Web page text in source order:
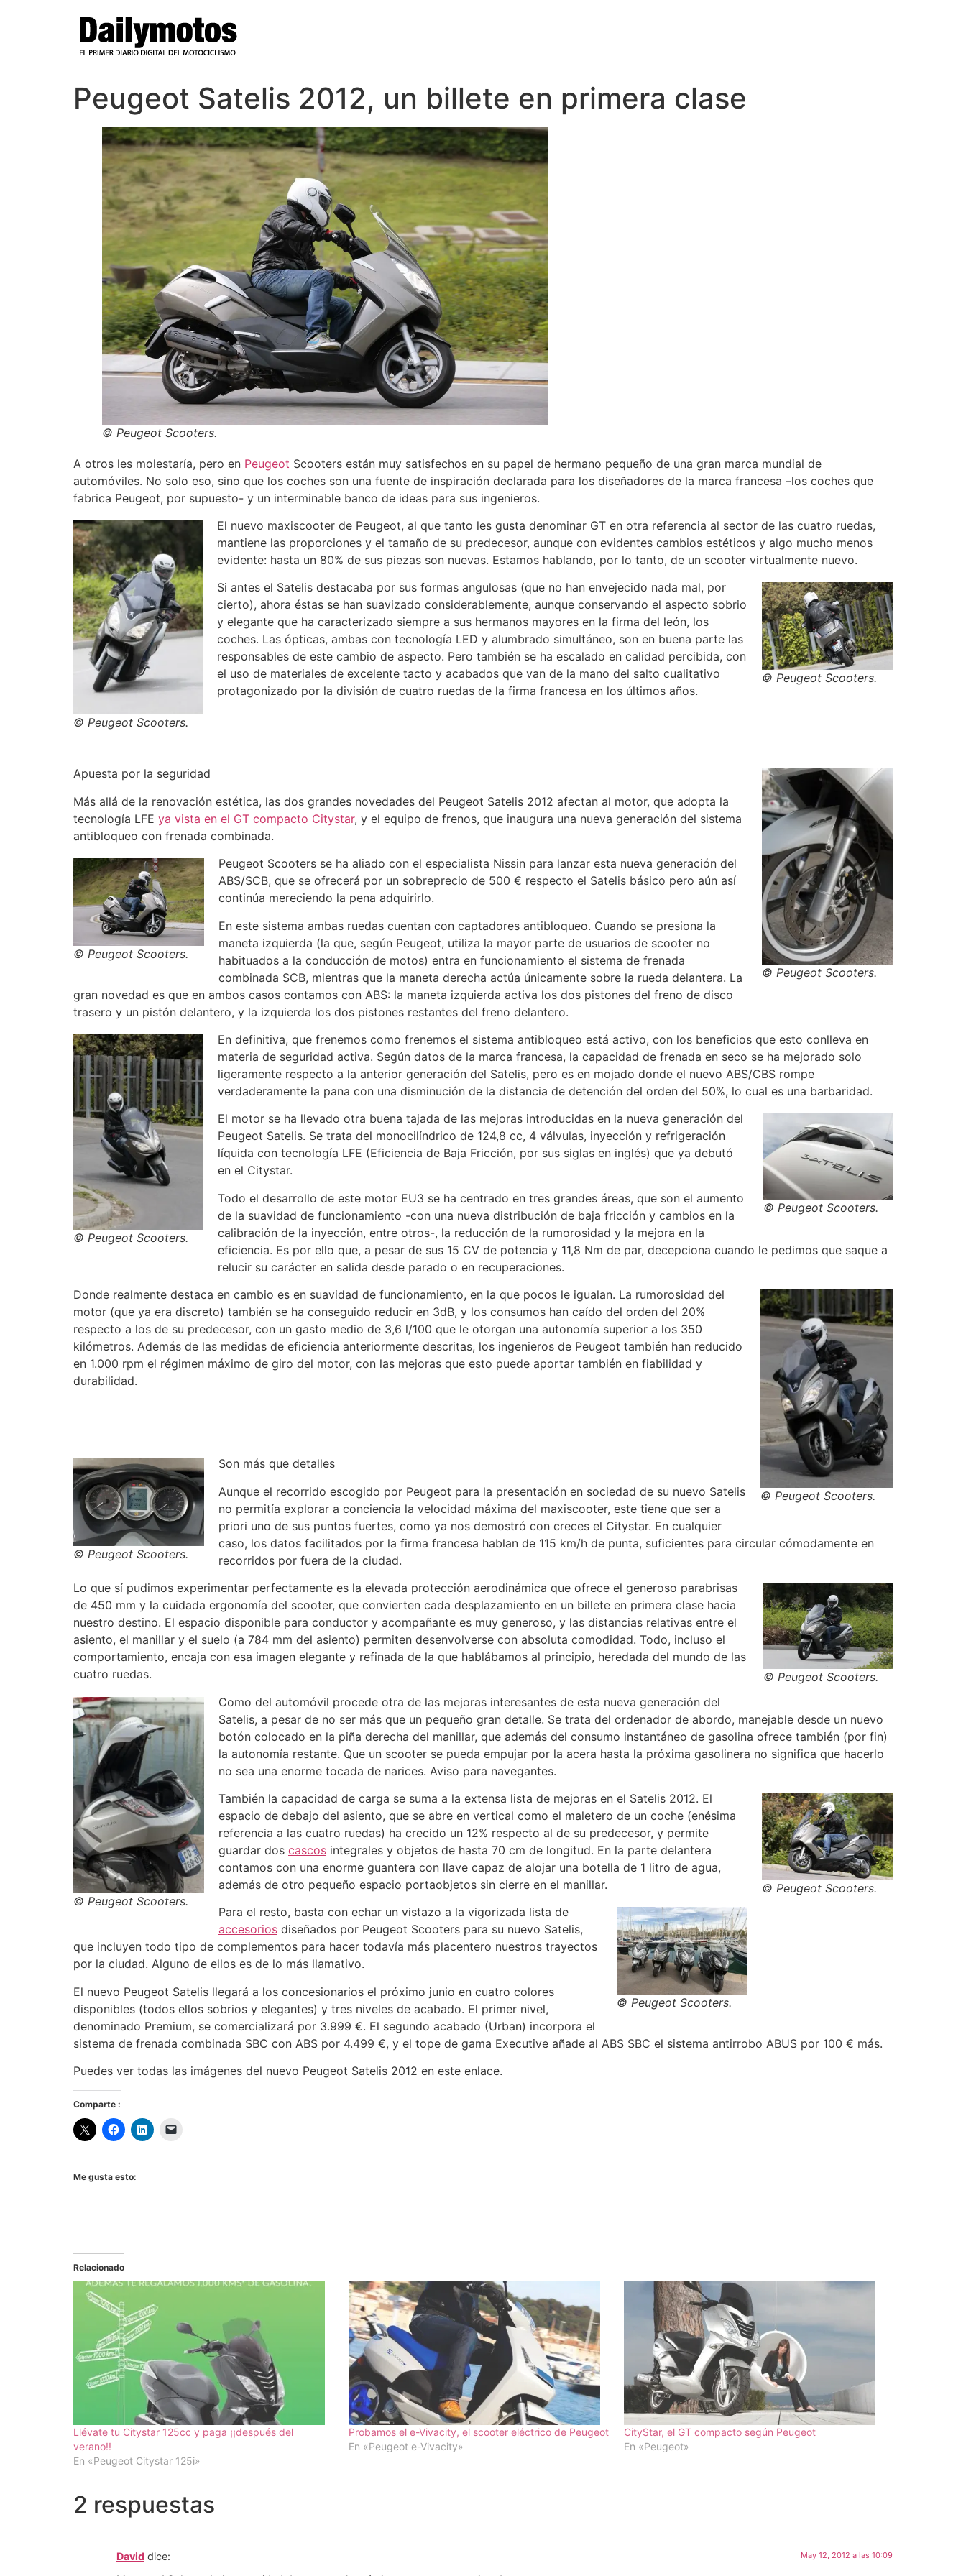
Peugeot Satelis 2012, un billete en primera clase
© Peugeot Scooters.
A otros les molestaría, pero en Peugeot Scooters están muy satisfechos en su papel de hermano pequeño de una gran marca mundial de
automóviles. No solo eso, sino que los coches son una fuente de inspiración declarada para los diseñadores de la marca francesa –los coches que
fabrica Peugeot, por supuesto- y un interminable banco de ideas para sus ingenieros.
© Peugeot Scooters.
El nuevo maxiscooter de Peugeot, al que tanto les gusta denominar GT en otra referencia al sector de las cuatro ruedas,
mantiene las proporciones y el tamaño de su predecesor, aunque con evidentes cambios estéticos y algo mucho menos
evidente: hasta un 80% de sus piezas son nuevas. Estamos hablando, por lo tanto, de un scooter virtualmente nuevo.
© Peugeot Scooters.
Si antes el Satelis destacaba por sus formas angulosas (que no han envejecido nada mal, por
cierto), ahora éstas se han suavizado considerablemente, aunque conservando el aspecto sobrio
y elegante que ha caracterizado siempre a sus hermanos mayores en la firma del león, los
coches. Las ópticas, ambas con tecnología LED y alumbrado simultáneo, son en buena parte las
responsables de este cambio de aspecto. Pero también se ha escalado en calidad percibida, con
el uso de materiales de excelente tacto y acabados que van de la mano del salto cualitativo
protagonizado por la división de cuatro ruedas de la firma francesa en los últimos años.
© Peugeot Scooters.
Apuesta por la seguridad
Más allá de la renovación estética, las dos grandes novedades del Peugeot Satelis 2012 afectan al motor, que adopta la
tecnología LFE ya vista en el GT compacto Citystar, y el equipo de frenos, que inaugura una nueva generación del sistema
antibloqueo con frenada combinada.
© Peugeot Scooters.
Peugeot Scooters se ha aliado con el especialista Nissin para lanzar esta nueva generación del
ABS/SCB, que se ofrecerá por un sobreprecio de 500 € respecto el Satelis básico pero aún así
continúa mereciendo la pena adquirirlo.
En este sistema ambas ruedas cuentan con captadores antibloqueo. Cuando se presiona la
maneta izquierda (la que, según Peugeot, utiliza la mayor parte de usuarios de scooter no
habituados a la conducción de motos) entra en funcionamiento el sistema de frenada
combinada SCB, mientras que la maneta derecha actúa únicamente sobre la rueda delantera. La
gran novedad es que en ambos casos contamos con ABS: la maneta izquierda activa los dos pistones del freno de disco
trasero y un pistón delantero, y la izquierda los dos pistones restantes del freno delantero.
© Peugeot Scooters.
En definitiva, que frenemos como frenemos el sistema antibloqueo está activo, con los beneficios que esto conlleva en
materia de seguridad activa. Según datos de la marca francesa, la capacidad de frenada en seco se ha mejorado solo
ligeramente respecto a la anterior generación del Satelis, pero es en mojado donde el nuevo ABS/CBS rompe
verdaderamente la pana con una disminución de la distancia de detención del orden del 50%, lo cual es una barbaridad.
© Peugeot Scooters.
El motor se ha llevado otra buena tajada de las mejoras introducidas en la nueva generación del
Peugeot Satelis. Se trata del monocilíndrico de 124,8 cc, 4 válvulas, inyección y refrigeración
líquida con tecnología LFE (Eficiencia de Baja Fricción, por sus siglas en inglés) que ya debutó
en el Citystar.
Todo el desarrollo de este motor EU3 se ha centrado en tres grandes áreas, que son el aumento
de la suavidad de funcionamiento -con una nueva distribución de baja fricción y cambios en la
calibración de la inyección, entre otros-, la reducción de la rumorosidad y la mejora en la
eficiencia. Es por ello que, a pesar de sus 15 CV de potencia y 11,8 Nm de par, decepciona cuando le pedimos que saque a
relucir su carácter en salida desde parado o en recuperaciones.
© Peugeot Scooters.
Donde realmente destaca en cambio es en suavidad de funcionamiento, en la que pocos le igualan. La rumorosidad del
motor (que ya era discreto) también se ha conseguido reducir en 3dB, y los consumos han caído del orden del 20%
respecto a los de su predecesor, con un gasto medio de 3,6 l/100 que le otorgan una autonomía superior a los 350
kilómetros. Además de las medidas de eficiencia anteriormente descritas, los ingenieros de Peugeot también han reducido
en 1.000 rpm el régimen máximo de giro del motor, con las mejoras que esto puede aportar también en fiabilidad y
durabilidad.
© Peugeot Scooters.
Son más que detalles
Aunque el recorrido escogido por Peugeot para la presentación en sociedad de su nuevo Satelis
no permitía explorar a conciencia la velocidad máxima del maxiscooter, este tiene que ser a
priori uno de sus puntos fuertes, como ya nos demostró con creces el Citystar. En cualquier
caso, los datos facilitados por la firma francesa hablan de 115 km/h de punta, suficientes para circular cómodamente en
recorridos por fuera de la ciudad.
© Peugeot Scooters.
Lo que sí pudimos experimentar perfectamente es la elevada protección aerodinámica que ofrece el generoso parabrisas
de 450 mm y la cuidada ergonomía del scooter, que convierten cada desplazamiento en un billete en primera clase hacia
nuestro destino. El espacio disponible para conductor y acompañante es muy generoso, y las distancias relativas entre el
asiento, el manillar y el suelo (a 784 mm del asiento) permiten desenvolverse con absoluta comodidad. Todo, incluso el
comportamiento, encaja con esa imagen elegante y refinada de la que hablábamos al principio, heredada del mundo de las
cuatro ruedas.
© Peugeot Scooters.
Como del automóvil procede otra de las mejoras interesantes de esta nueva generación del
Satelis, a pesar de no ser más que un pequeño gran detalle. Se trata del ordenador de abordo, manejable desde un nuevo
botón colocado en la piña derecha del manillar, que además del consumo instantáneo de gasolina ofrece también (por fin)
la autonomía restante. Que un scooter se pueda empujar por la acera hasta la próxima gasolinera no significa que hacerlo
no sea una enorme tocada de narices. Aviso para navegantes.
© Peugeot Scooters.
También la capacidad de carga se suma a la extensa lista de mejoras en el Satelis 2012. El
espacio de debajo del asiento, que se abre en vertical como el maletero de un coche (enésima
referencia a las cuatro ruedas) ha crecido un 12% respecto al de su predecesor, y permite
guardar dos cascos integrales y objetos de hasta 70 cm de longitud. En la parte delantera
contamos con una enorme guantera con llave capaz de alojar una botella de 1 litro de agua,
además de otro pequeño espacio portaobjetos sin cierre en el manillar.
© Peugeot Scooters.
Para el resto, basta con echar un vistazo a la vigorizada lista de
accesorios diseñados por Peugeot Scooters para su nuevo Satelis,
que incluyen todo tipo de complementos para hacer todavía más placentero nuestros trayectos
por la ciudad. Alguno de ellos es de lo más llamativo.
El nuevo Peugeot Satelis llegará a los concesionarios el próximo junio en cuatro colores
disponibles (todos ellos sobrios y elegantes) y tres niveles de acabado. El primer nivel,
denominado Premium, se comercializará por 3.999 €. El segundo acabado (Urban) incorpora el
sistema de frenada combinada SBC con ABS por 4.499 €, y el tope de gama Executive añade al ABS SBC el sistema antirrobo ABUS por 100 € más.
Puedes ver todas las imágenes del nuevo Peugeot Satelis 2012 en este enlace.
Comparte :
Me gusta esto:
Relacionado
Llévate tu Citystar 125cc y paga ¡¡después del
verano!!
En «Peugeot Citystar 125i»
Probamos el e-Vivacity, el scooter eléctrico de Peugeot
En «Peugeot e-Vivacity»
CityStar, el GT compacto según Peugeot
En «Peugeot»
2 respuestas
David dice: May 12, 2012 a las 10:09